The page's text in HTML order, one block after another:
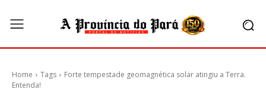
Home Tags
Forte tempestade geomagnética solar atingiu a Terra.
Entenda!